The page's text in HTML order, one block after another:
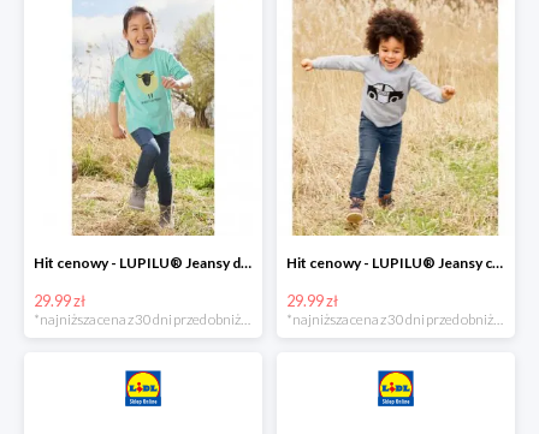
Hit cenowy - LUPILU® Jeansy dziewczęce slim fit
29.99 zł
Hit cenowy - LUPILU® Jeansy chłopięce slim fit
29.99 zł